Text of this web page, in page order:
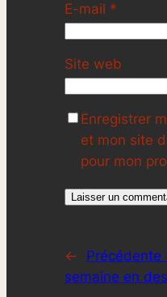
E-mail *
Site web
Enregistrer
et mon site
pour mon
← Précédente
semaine en